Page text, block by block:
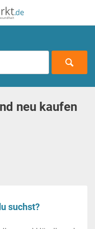
neu kaufen
suchst?